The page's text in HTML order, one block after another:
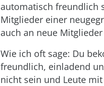
automatisch freundlich
Mitglieder einer
auch an neue
Wie ich oft sage: Du
freundlich, einladend
nicht sein und Leute